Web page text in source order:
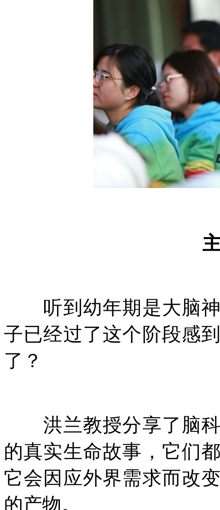
听到幼年期是大脑神
子已经过了这个阶段感
了？
洪兰教授分享了脑科
的真实生命故事，它们
它会因应外界需求而改
的产物。